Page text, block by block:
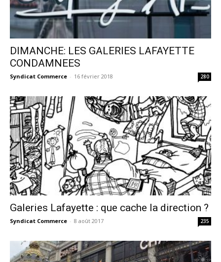
DIMANCHE: LES GALERIES LAFAYETTE
CONDAMNEES
Syndicat Commerce - 16 février 2018 280
Galeries Lafayette : que cache la direction ?
Syndicat Commerce - 8 août 2017 235